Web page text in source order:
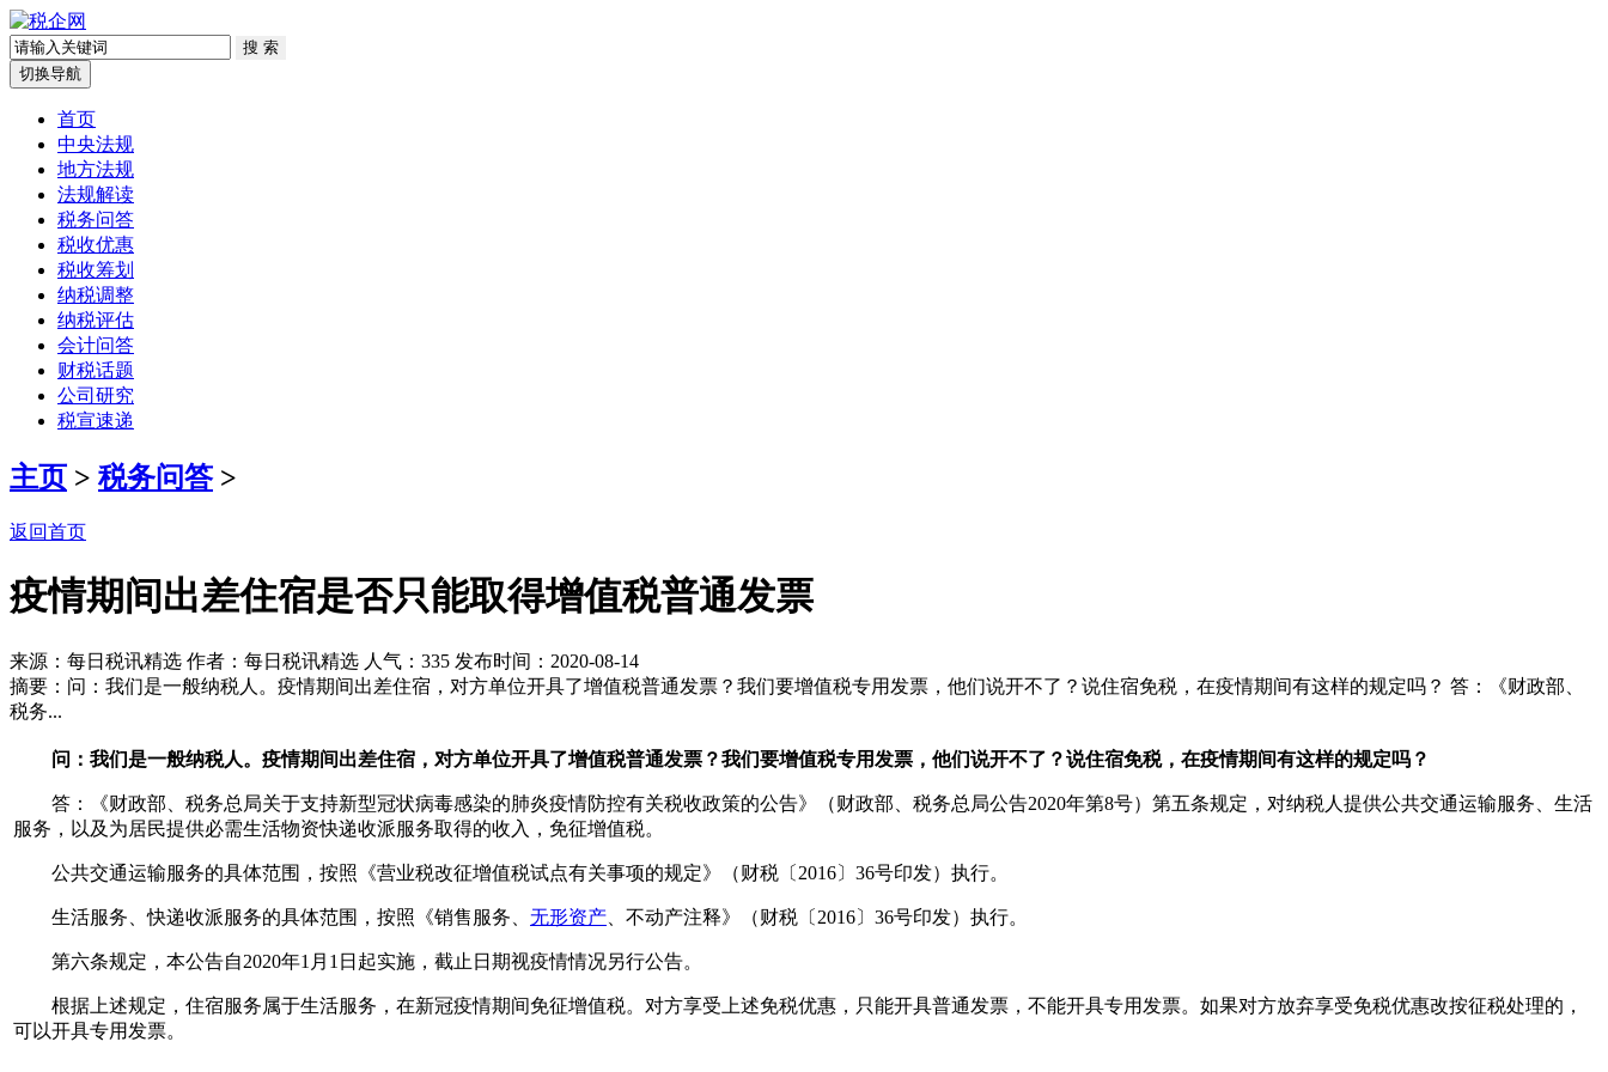
切换导航
首页
中央法规
地方法规
法规解读
税务问答
税收优惠
税收筹划
纳税调整
纳税评估
会计问答
财税话题
公司研究
税宣速递
主页 > 税务问答>
返回首页
疫情期间出差住宿是否只能取得增值税普通发票
来源：每日税讯精选 作者：每日税讯精选 人气： 335 发布时间：2020-08-14
摘要：问：我们是一般纳税人。疫情期间出差住宿，对方单位开具了增值税普通发票？我们要增值税专用发票，他们说开不了？说住宿免税，在疫情期间有这样的规定吗？ 答：《财政部、
税务...
问：我们是一般纳税人。疫情期间出差住宿，对方单位开具了增值税普通发票？我们要增值税专用发票，他们说开不了？说住宿免税，在疫情期间有这样的规定吗？
答：《财政部、税务总局关于支持新型冠状病毒感染的肺炎疫情防控有关税收政策的公告》（财政部、税务总局公告2020年第8号）第五条规定，对纳税人提供公共交通运输服务、生活
服务，以及为居民提供必需生活物资快递收派服务取得的收入，免征增值税。
公共交通运输服务的具体范围，按照《营业税改征增值税试点有关事项的规定》（财税〔2016〕36号印发）执行。
生活服务、快递收派服务的具体范围，按照《销售服务、 无形资产 、不动产注释》（财税〔2016〕36号印发）执行。
第六条规定，本公告自2020年1月1日起实施，截止日期视疫情情况另行公告。
根据上述规定，住宿服务属于生活服务，在新冠疫情期间免征增值税。对方享受上述免税优惠，只能开具普通发票，不能开具专用发票。如果对方放弃享受免税优惠改按征税处理的，
可以开具专用发票。